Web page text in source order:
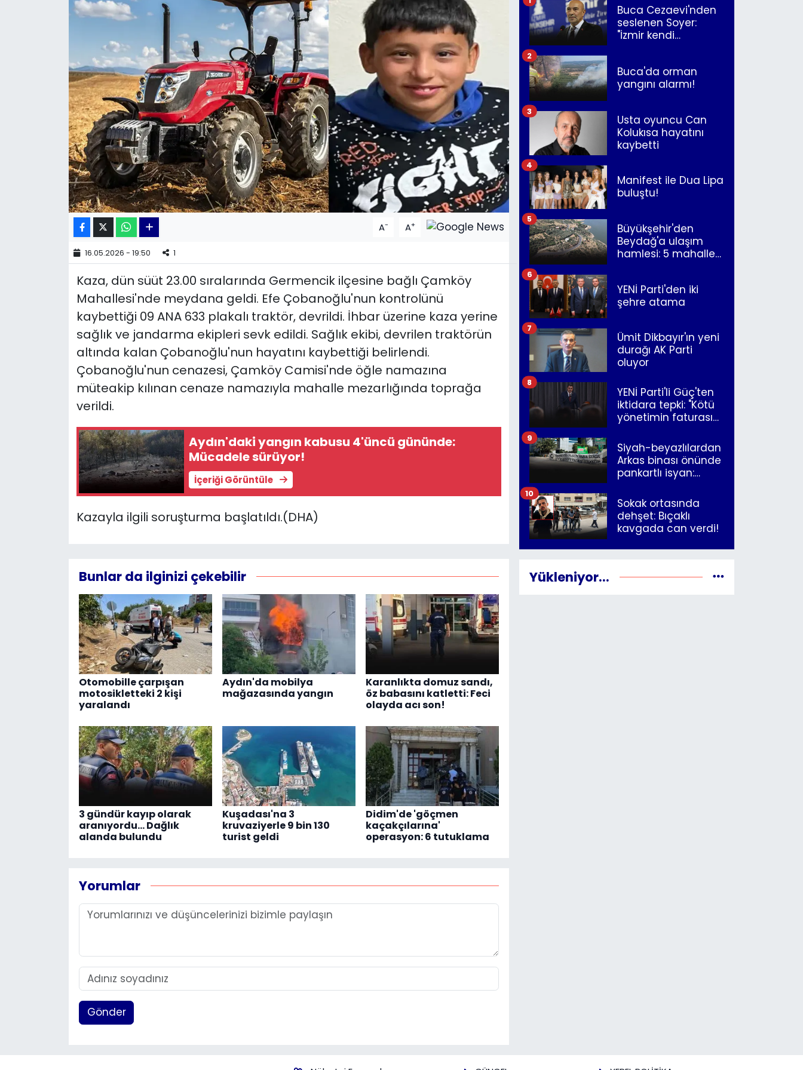
A- A+
16.05.2026 - 19:50 1
Kaza, dün süüt 23.00 sıralarında Germencik ilçesine bağlı Çamköy
Mahallesi'nde meydana geldi. Efe Çobanoğlu'nun kontrolünü
kaybettiği 09 ANA 633 plakalı traktör, devrildi. İhbar üzerine kaza yerine
sağlık ve jandarma ekipleri sevk edildi. Sağlık ekibi, devrilen traktörün
altında kalan Çobanoğlu'nun hayatını kaybettiği belirlendi.
Çobanoğlu'nun cenazesi, Çamköy Camisi'nde öğle namazına
müteakip kılınan cenaze namazıyla mahalle mezarlığında toprağa
verildi.
Aydın'daki yangın kabusu 4'üncü gününde:
Mücadele sürüyor!
İçeriği Görüntüle
Kazayla ilgili soruşturma başlatıldı.(DHA)
Bunlar da ilginizi çekebilir
Otomobille çarpışan
motosikletteki 2 kişi
yaralandı
Aydın'da mobilya
mağazasında yangın
Karanlıkta domuz sandı,
öz babasını katletti: Feci
olayda acı son!
3 gündür kayıp olarak
aranıyordu... Dağlık
alanda bulundu
Kuşadası'na 3
kruvaziyerle 9 bin 130
turist geldi
Didim'de 'göçmen
kaçakçılarına'
operasyon: 6 tutuklama
Yorumlar
Gönder
Buca Cezaevi'nden
seslenen Soyer:
"İzmir kendi
Buca'da orman
yangını alarmı!
2
Usta oyuncu Can
Kolukısa hayatını
kaybetti
3
Manifest ile Dua Lipa
buluştu!
4
Büyükşehir'den
Beydağ'a ulaşım
hamlesi: 5 mahalle
5
YENİ Parti'den iki
şehre atama
6
Ümit Dikbayır'ın yeni
durağı AK Parti
oluyor
7
YENİ Parti'li Güç'ten
iktidara tepki: "Kötü
yönetimin faturasını
8
Siyah-beyazlılardan
Arkas binası önünde
pankartlı isyan:
İzmir"
9
Sokak ortasında
dehşet: Bıçaklı
kavgada can verdi!
10
Yükleniyor...
KÜLTÜR SANAT
POLİTİKA
SAĞLIK
Siyaset
TEKNOLOJİ
YEREL POLİTİKA
YEREL YÖNETİMLER